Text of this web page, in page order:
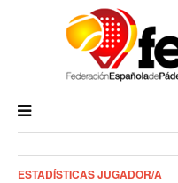
ESTADÍSTICAS JUGADOR/A